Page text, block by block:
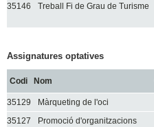
35146 Treball Fi de Grau de Turisme
Assignatures optatives
Codi Nom
35129 Màrqueting de l'oci
35127
Promoció d'organitzacions